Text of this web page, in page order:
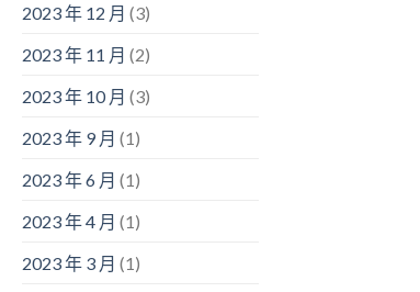
2023 年 12 月 (3)
2023 年 11 月 (2)
2023 年 10 月 (3)
2023 年 9 月 (1)
2023 年 6 月 (1)
2023 年 4 月 (1)
2023 年 3 月 (1)